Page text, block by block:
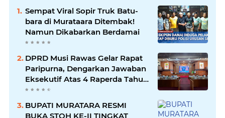
Sempat Viral Sopir Truk Batu-
bara di Murataara Ditembak!
Namun Dikabarkan Berdamai
DPRD Musi Rawas Gelar Rapat
Paripurna, Dengarkan Jawaban
Eksekutif Atas 4 Raperda Tahun
2026
BUPATI MURATARA RESMI
BUKA STQH KE-II TINGKAT